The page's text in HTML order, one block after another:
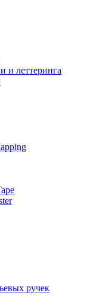
и леттеринга
ручек